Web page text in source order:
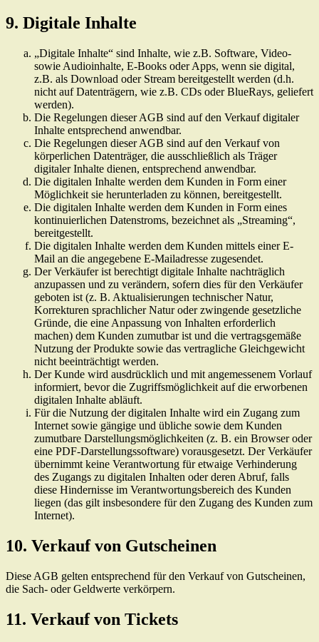
9. Digitale Inhalte
„Digitale Inhalte“ sind Inhalte, wie z.B. Software, Video-
sowie Audioinhalte, E-Books oder Apps, wenn sie digital,
z.B. als Download oder Stream bereitgestellt werden (d.h.
nicht auf Datenträgern, wie z.B. CDs oder BlueRays, geliefert
werden).
Die Regelungen dieser AGB sind auf den Verkauf digitaler
Inhalte entsprechend anwendbar.
Die Regelungen dieser AGB sind auf den Verkauf von
körperlichen Datenträger, die ausschließlich als Träger
digitaler Inhalte dienen, entsprechend anwendbar.
Die digitalen Inhalte werden dem Kunden in Form einer
Möglichkeit sie herunterladen zu können, bereitgestellt.
Die digitalen Inhalte werden dem Kunden in Form eines
kontinuierlichen Datenstroms, bezeichnet als „Streaming“,
bereitgestellt.
Die digitalen Inhalte werden dem Kunden mittels einer E-
Mail an die angegebene E-Mailadresse zugesendet.
Der Verkäufer ist berechtigt digitale Inhalte nachträglich
anzupassen und zu verändern, sofern dies für den Verkäufer
geboten ist (z. B. Aktualisierungen technischer Natur,
Korrekturen sprachlicher Natur oder zwingende gesetzliche
Gründe, die eine Anpassung von Inhalten erforderlich
machen) dem Kunden zumutbar ist und die vertragsgemäße
Nutzung der Produkte sowie das vertragliche Gleichgewicht
nicht beeinträchtigt werden.
Der Kunde wird ausdrücklich und mit angemessenem Vorlauf
informiert, bevor die Zugriffsmöglichkeit auf die erworbenen
digitalen Inhalte abläuft.
Für die Nutzung der digitalen Inhalte wird ein Zugang zum
Internet sowie gängige und übliche sowie dem Kunden
zumutbare Darstellungsmöglichkeiten (z. B. ein Browser oder
eine PDF-Darstellungssoftware) vorausgesetzt. Der Verkäufer
übernimmt keine Verantwortung für etwaige Verhinderung
des Zugangs zu digitalen Inhalten oder deren Abruf, falls
diese Hindernisse im Verantwortungsbereich des Kunden
liegen (das gilt insbesondere für den Zugang des Kunden zum
Internet).
10. Verkauf von Gutscheinen
Diese AGB gelten entsprechend für den Verkauf von Gutscheinen,
die Sach- oder Geldwerte verkörpern.
11. Verkauf von Tickets